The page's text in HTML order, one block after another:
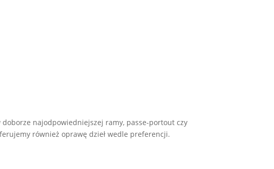
najodpowiedniejszej ramy, passe-portout czy
również oprawę dzieł wedle preferencji.